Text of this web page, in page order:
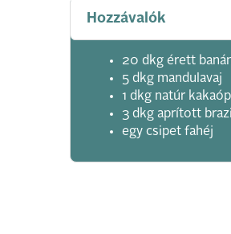
Hozzávalók
20 dkg érett
5 dkg mandulavaj
1 dkg natúr
3 dkg aprított
egy csipet fahéj